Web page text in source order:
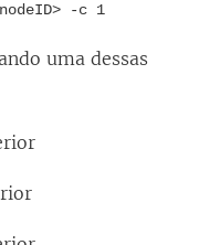
-c 1
uma dessas